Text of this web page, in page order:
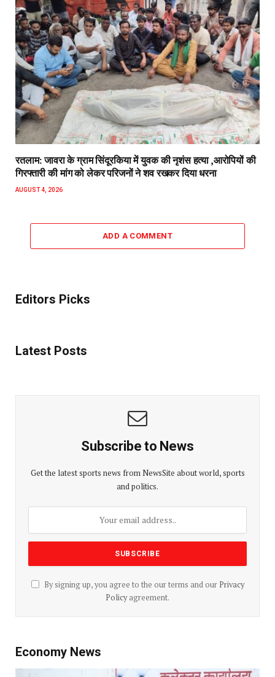
रतलाम: जावरा के ग्राम सिंदूरकिया में युवक की नृशंस हत्या ,आरोपियों की
गिरफ्तारी की मांग को लेकर परिजनों ने शव रखकर दिया धरना
AUGUST 4, 2026
ADD A COMMENT
Editors Picks
Latest Posts
Subscribe to News
Get the latest sports news from NewsSite about world, sports
and politics.
By signing up, you agree to the our terms and our Privacy
Policyagreement.
Economy News